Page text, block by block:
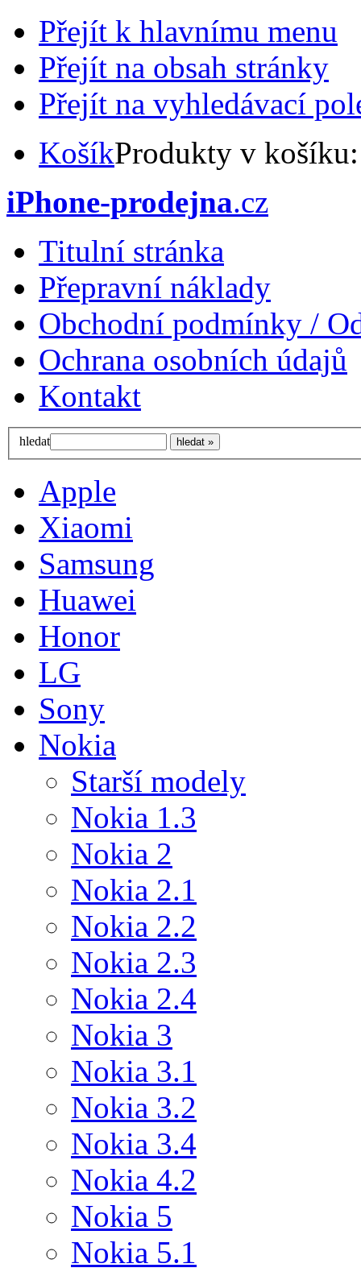
Přejít k hlavnímu menu
Přejít na obsah stránky
Přejít na vyhledávací
KošíkProdukty v
iPhone-prodejna.cz
Titulní stránka
Přepravní náklady
Obchodní podmínky /
Ochrana osobních údajů
Kontakt
hledat
Apple
Xiaomi
Samsung
Huawei
Honor
LG
Sony
Nokia
Starší modely
Nokia 1.3
Nokia 2
Nokia 2.1
Nokia 2.2
Nokia 2.3
Nokia 2.4
Nokia 3
Nokia 3.1
Nokia 3.2
Nokia 3.4
Nokia 4.2
Nokia 5
Nokia 5.1